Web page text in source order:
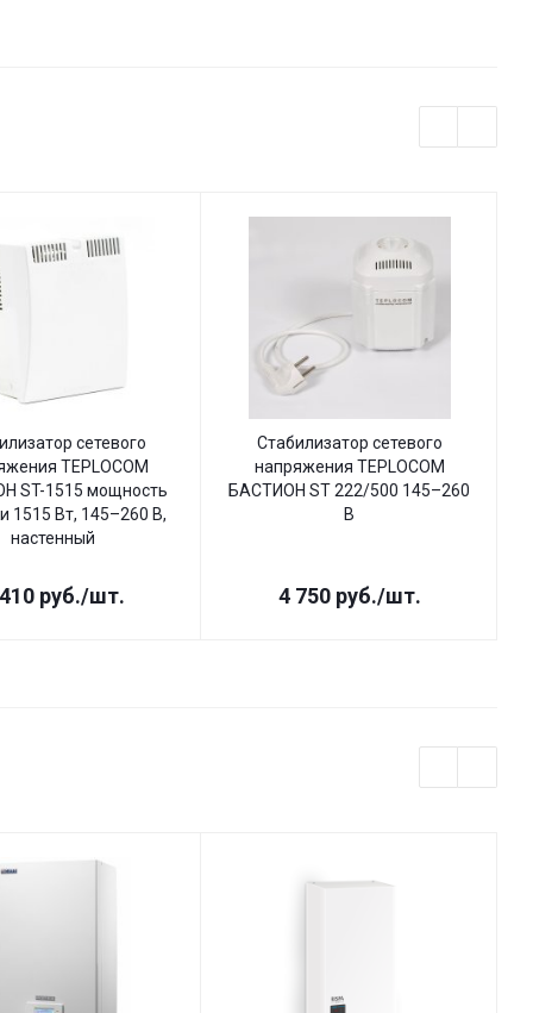
сетевого
TEPLOCOM
ST-1515 мощность
1515 Вт, 145–260 В,
настенный
руб./шт.
Стабилизатор сетевого
напряжения TEPLOCOM
БАСТИОН ST 222/500 145–260
В
4 750руб./шт.